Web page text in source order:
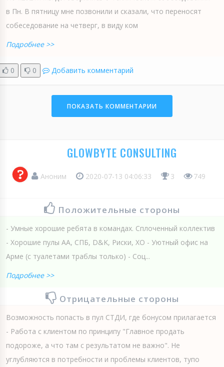
в Пн. В пятницу мне позвонили и сказали, что переносят
собеседование на четверг, в виду ком
Подробнее >>
0 0 Добавить комментарий
ПОКАЗАТЬ КОММЕНТАРИИ
GLOWBYTE CONSULTING
Аноним 2020-07-13 04:06:33 3 749
Положительные стороны
- Умные хорошие ребята в командах. Сплоченный коллектив
- Хорошие пулы АА, СПБ, D&K, Риски, ХО - Уютный офис на
Арме (с туалетами траблы только) - Соц...
Подробнее >>
Отрицательные стороны
Возможность попасть в пул СТДИ, где бонусом прилагается
- Работа с клиентом по принципу "Главное продать
подороже, а что там с результатом не важно". Не
углубляются в потребности и проблемы клиентов, тупо